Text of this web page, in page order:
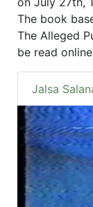
The book
The Alleged
be read
Jalsa